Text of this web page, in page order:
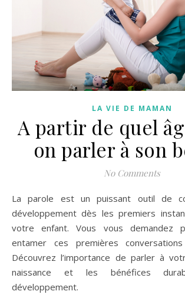
LA VIE DE MAMAN
A partir de quel
on parler à son
No Comments
La parole est un puissant outil de connexion et de
développement dès les premiers
votre enfant. Vous vous demandez
entamer ces premières
Découvrez l’importance de parler à
naissance et les bénéfices
développement.